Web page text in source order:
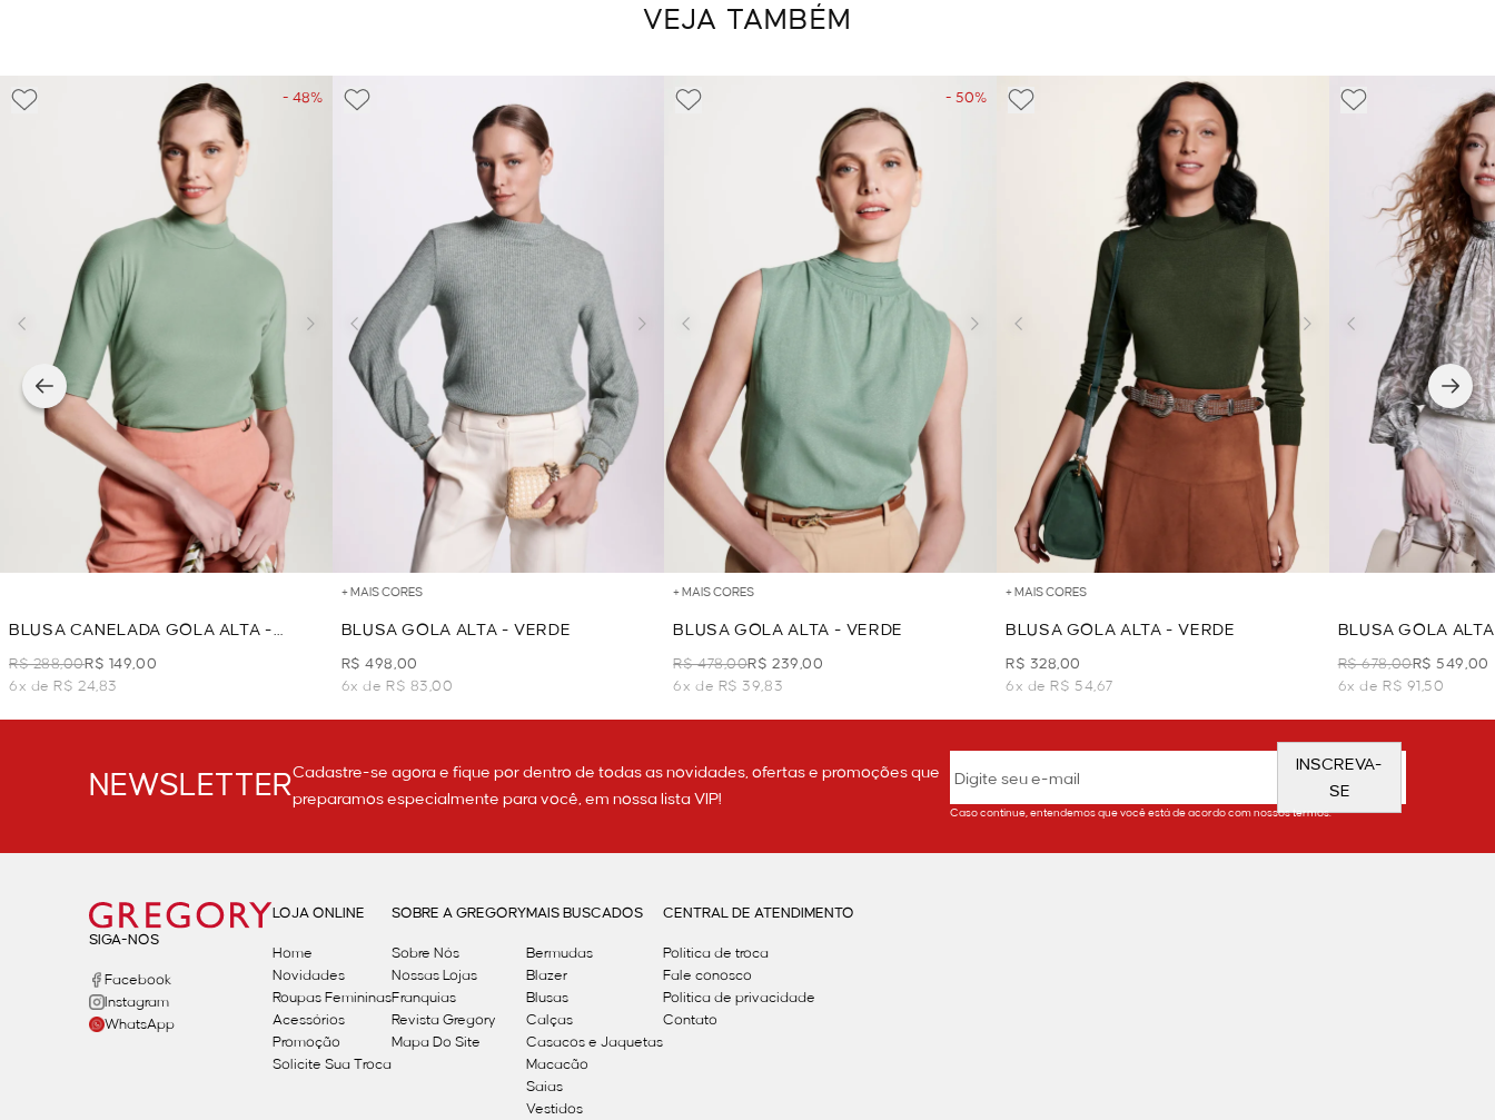
VEJA TAMBÉM
- 48%
BLUSA CANELADA GOLA ALTA -
VERDE
R$ 288,00R$ 149,00
6x de R$ 24,83
+ MAIS CORES
BLUSA GOLA ALTA - VERDE
R$ 498,00
6x de R$ 83,00
- 50%
+ MAIS CORES
BLUSA GOLA ALTA - VERDE
R$ 478,00R$ 239,00
6x de R$ 39,83
+ MAIS CORES
BLUSA GOLA ALTA - VERDE
R$ 328,00
6x de R$ 54,67
BLUSA GOLA
R$ 678,00R$ 549,00
6x de R$ 91,50
NEWSLETTERCadastre-se agora e fique por dentro de todas as novidades, ofertas e promoções que
preparamos especialmente para você, em nossa lista VIP!
INSCREVA-
SE
Caso continue, entendemos que você está de acordo com nossos termos.
SIGA-NOS
Facebook
Instagram
WhatsApp
LOJA ONLINE
Home
Novidades
Roupas Femininas
Acessórios
Promoção
Solicite Sua Troca
SOBRE A GREGORY
Sobre Nós
Nossas Lojas
Franquias
Revista Gregory
Mapa Do Site
MAIS BUSCADOS
Bermudas
Blazer
Blusas
Calças
Casacos e Jaquetas
Macacão
Saias
Vestidos
CENTRAL DE ATENDIMENTO
Política de troca
Fale conosco
Politica de privacidade
Contato